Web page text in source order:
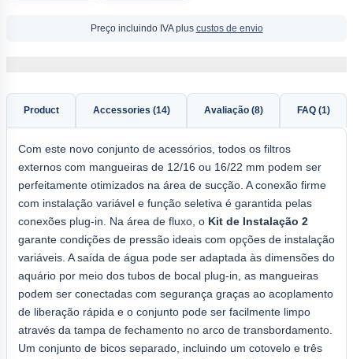
Preço incluindo IVA plus custos de envio
Product Accessories (14) Avaliação (8) FAQ (1)
Com este novo conjunto de acessórios, todos os filtros
externos com mangueiras de 12/16 ou 16/22 mm podem ser
perfeitamente otimizados na área de sucção. A conexão firme
com instalação variável e função seletiva é garantida pelas
conexões plug-in. Na área de fluxo, o Kit de Instalação 2
garante condições de pressão ideais com opções de instalação
variáveis. A saída de água pode ser adaptada às dimensões do
aquário por meio dos tubos de bocal plug-in, as mangueiras
podem ser conectadas com segurança graças ao acoplamento
de liberação rápida e o conjunto pode ser facilmente limpo
através da tampa de fechamento no arco de transbordamento.
Um conjunto de bicos separado, incluindo um cotovelo e três